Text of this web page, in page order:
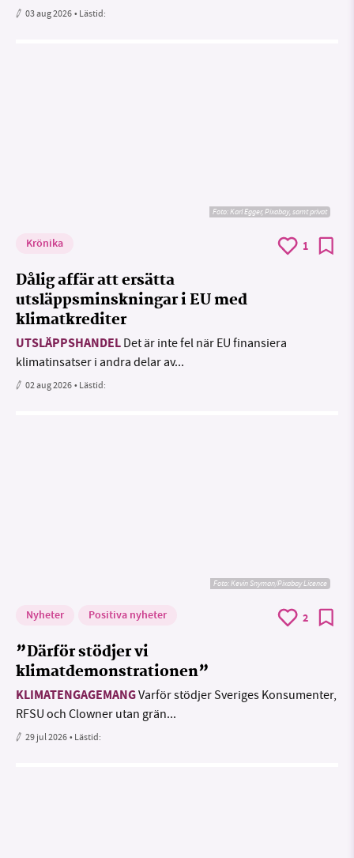
03 aug 2026• Lästid:
Foto:Karl Egger, Pixabay, samt privat
Krönika 1
Dålig affär att ersätta
utsläppsminskningar i EU med
klimatkrediter
UTSLÄPPSHANDEL Det är inte fel när EU finansiera
klimatinsatser i andra delar av...
02 aug 2026• Lästid:
Foto:Kevin Snyman/Pixabay Licence
Nyheter Positiva nyheter 2
”Därför stödjer vi
klimatdemonstrationen”
KLIMATENGAGEMANGVarför stödjer Sveriges Konsumenter,
RFSU och Clowner utan grän...
29 jul 2026• Lästid: